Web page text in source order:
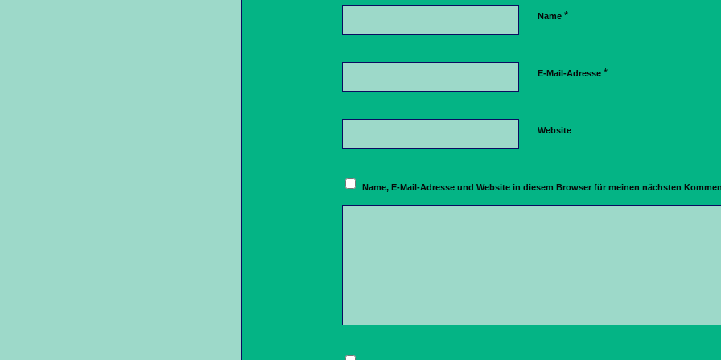
Name *
E-Mail-Adresse *
Website
Name, E-Mail-Adresse und Website in diesem Browser für meinen nächsten